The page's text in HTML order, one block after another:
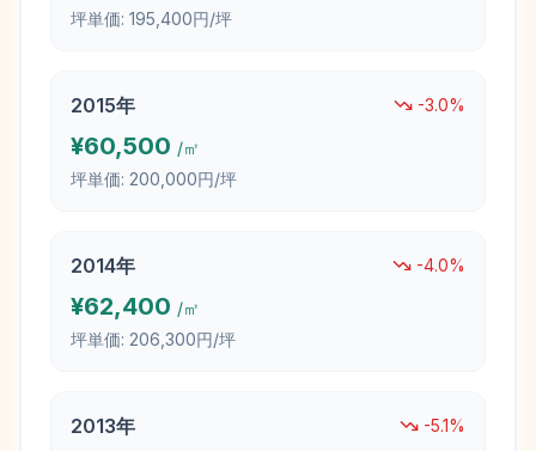
坪単価: 195,400円/坪
2015年 -3.0%
¥60,500 /㎡
坪単価: 200,000円/坪
2014年 -4.0%
¥62,400 /㎡
坪単価: 206,300円/坪
2013年 -5.1%